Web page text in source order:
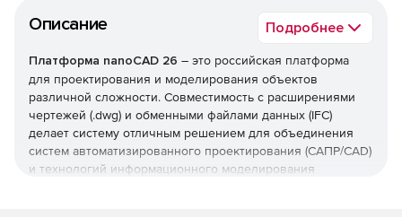
Описание Подробнее
Платформа nanoCAD 26 – это российская платформа
для проектирования и моделирования объектов
различной сложности. Совместимость с расширениями
чертежей (.dwg) и обменными файлами данных (IFC)
делает систему отличным решением для объединения
систем автоматизированного проектирования (САПР/CAD)
и технологий информационного моделирования